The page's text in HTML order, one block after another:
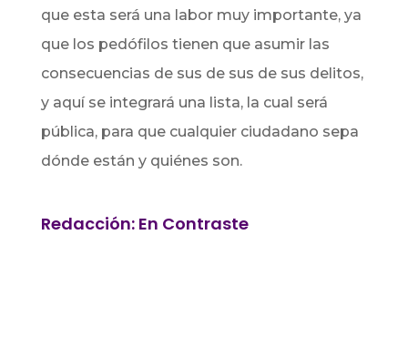
que esta será una labor muy importante, ya
que los pedófilos tienen que asumir las
consecuencias de sus de sus de sus delitos,
y aquí se integrará una lista, la cual será
pública, para que cualquier ciudadano sepa
dónde están y quiénes son.
Redacción: En Contraste